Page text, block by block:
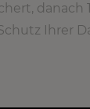
danach
Ihrer